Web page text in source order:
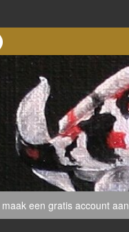
maak een gratis account aan